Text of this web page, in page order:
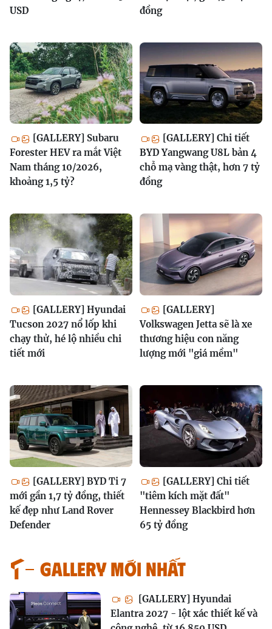
USD
đồng
[GALLERY] Subaru
Forester HEV ra mắt Việt
Nam tháng 10/2026,
khoảng 1,5 tỷ?
[GALLERY] Chi tiết
BYD Yangwang U8L bản 4
chỗ mạ vàng thật, hơn 7 tỷ
đồng
[GALLERY] Hyundai
Tucson 2027 nổ lốp khi
chạy thử, hé lộ nhiều chi
tiết mới
[GALLERY]
Volkswagen Jetta sẽ là xe
thương hiệu con năng
lượng mới "giá mềm"
[GALLERY] BYD Ti 7
mới gần 1,7 tỷ đồng, thiết
kế đẹp như Land Rover
Defender
[GALLERY] Chi tiết
"tiêm kích mặt đất"
Hennessey Blackbird hơn
65 tỷ đồng
GALLERY MỚI NHẤT
[GALLERY] Hyundai
Elantra 2027 - lột xác thiết kế và